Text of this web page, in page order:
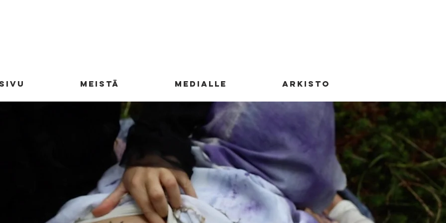
MEISTÄ MEDIALLE ARKISTO